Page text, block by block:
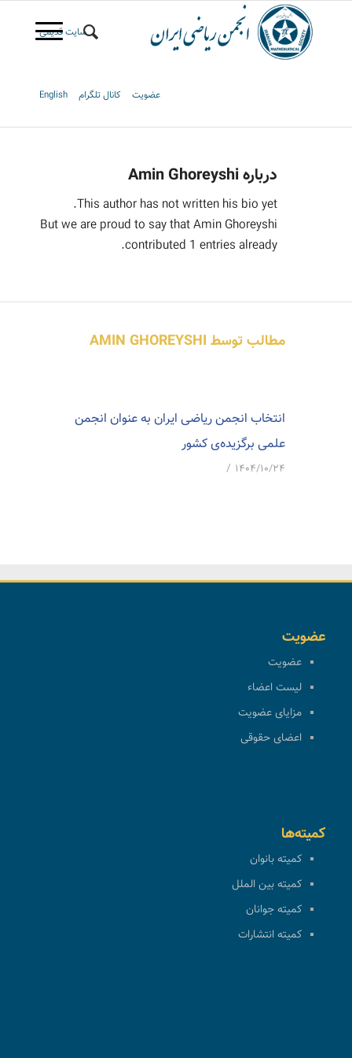
سایت قدیمی
عضویت کانال تلگرام English
دربارهAmin Ghoreyshi
This author has not written his bio yet.
But we are proud to say thatAmin Ghoreyshi
contributed 1 entries already.
مطالب توسط AMIN GHOREYSHI
انتخاب انجمن ریاضی ایران به عنوان انجمن
علمی برگزیده‌ی کشور
۱۴۰۴/۱۰/۲۴ /
عضویت
عضویت
لیست اعضاء
مزایای عضویت
اعضای حقوقی
کمیته‌ها
کمیته بانوان
کمیته بین الملل
کمیته جوانان
کمیته انتشارات